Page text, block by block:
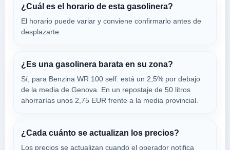
Via Dei Mille Ang. Tabarca 9/r
16133
ESSO -
a 1.74 Km
GENOVA,
16133
¿Cuál es el horario de esta gasolinera?
El horario puede variar y conviene confirmarlo antes de
desplazarte.
¿Es una gasolinera barata en su zona?
Sí, para Benzina WR 100 self: está un 2,5% por debajo
de la media de Genova. En un repostaje de 50 litros
ahorrarías unos 2,75 EUR frente a la media provincial.
¿Cada cuánto se actualizan los precios?
Los precios se actualizan cuando el operador notifica